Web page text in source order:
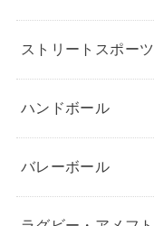
ストリートスポーツ
ハンドボール
バレーボール